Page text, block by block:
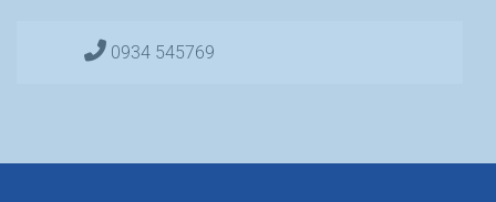
0934 545769